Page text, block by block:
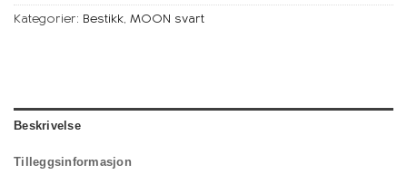
Kategorier: Bestikk, MOON svart
Beskrivelse
Tilleggsinformasjon